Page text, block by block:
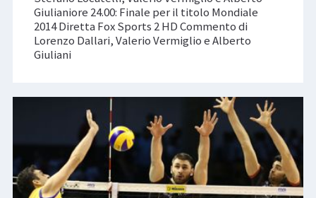
Giulianiore 24.00: Finale per il titolo Mondiale
2014 Diretta Fox Sports 2 HD Commento di
Lorenzo Dallari, Valerio Vermiglio e Alberto
Giuliani